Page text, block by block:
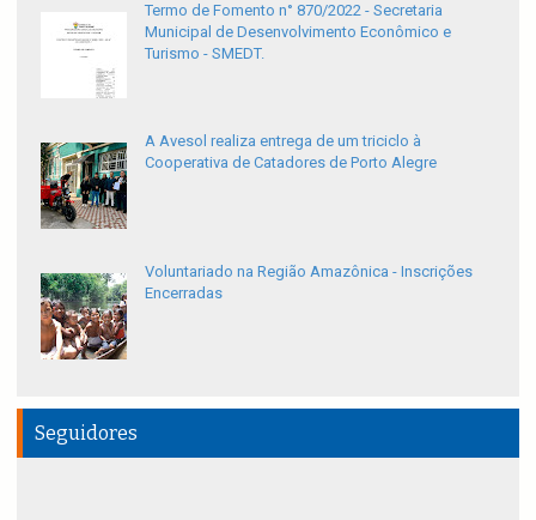
Termo de Fomento n° 870/2022 - Secretaria
Municipal de Desenvolvimento Econômico e
Turismo - SMEDT.
A Avesol realiza entrega de um triciclo à
Cooperativa de Catadores de Porto Alegre
Voluntariado na Região Amazônica - Inscrições
Encerradas
Seguidores